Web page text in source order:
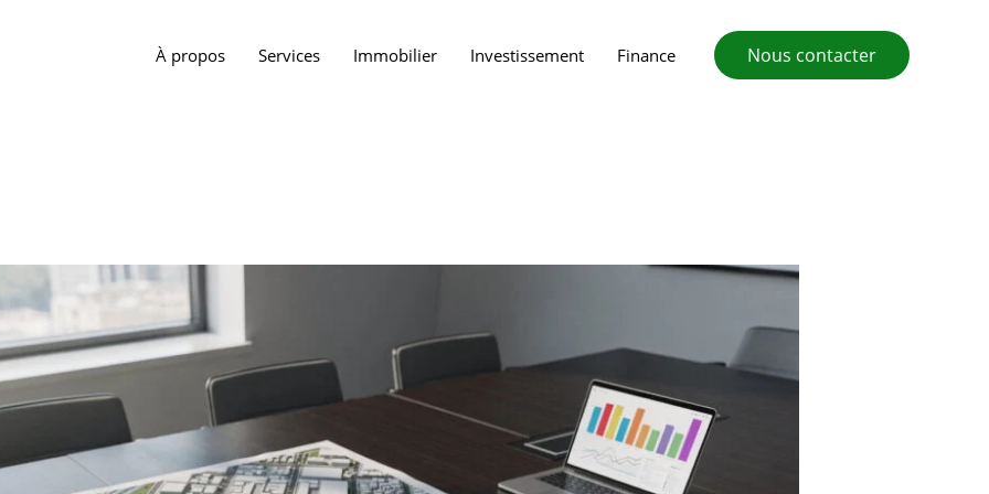
À propos Services Immobilier Investissement Finance Nous contacter